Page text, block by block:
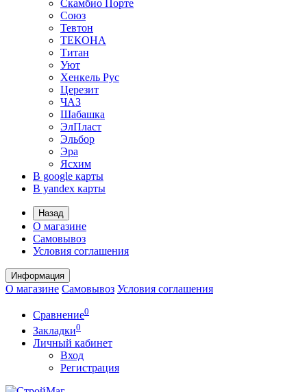
Скамбио Порте
Союз
Тевтон
ТЕКОНА
Титан
Уют
Хенкель Рус
Церезит
ЧАЗ
Шабашка
ЭлПласт
Эльбор
Эра
Ясхим
В google карты
В yandex карты
Назад
О магазине
Самовывоз
Условия соглашения
Информация
О магазине Самовывоз Условия соглашения
Сравнение0
Закладки0
Личный кабинет
Вход
Регистрация